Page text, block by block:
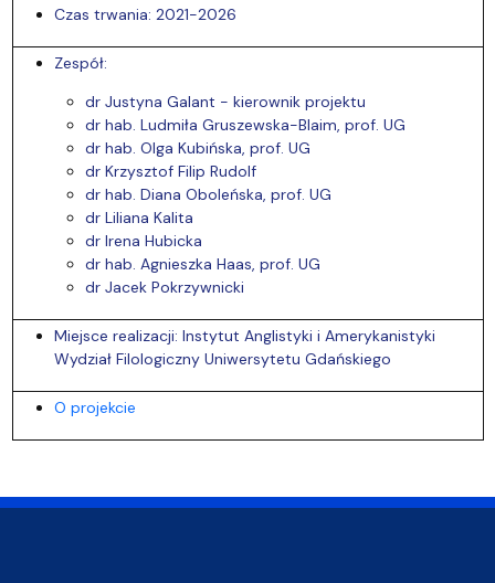
Czas trwania: 2021-2026
Zespół:
dr Justyna Galant - kierownik projektu
dr hab. Ludmiła Gruszewska-Blaim, prof. UG
dr hab. Olga Kubińska, prof. UG
dr Krzysztof Filip Rudolf
dr hab. Diana Oboleńska, prof. UG
dr Liliana Kalita
dr Irena Hubicka
dr hab. Agnieszka Haas, prof. UG
dr Jacek Pokrzywnicki
Miejsce realizacji: Instytut Anglistyki i Amerykanistyki
Wydział Filologiczny Uniwersytetu Gdańskiego
O projekcie